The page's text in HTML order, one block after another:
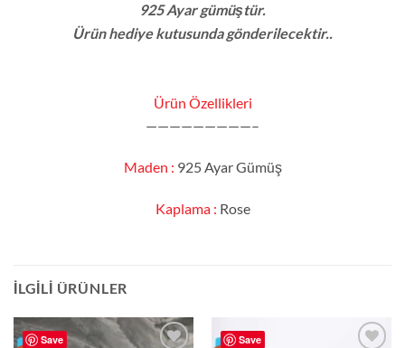
925 Ayar gümüştür.
Ürün hediye kutusunda gönderilecektir..
Ürün Özellikleri
—————————–
Maden : 925 Ayar Gümüş
Kaplama : Rose
İLGILI ÜRÜNLER
Save Save